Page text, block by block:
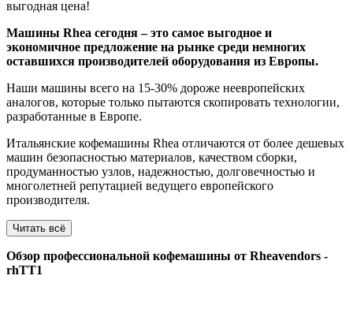
выгодная цена!
Машины Rhea сегодня – это самое выгодное и
экономичное предложение на рынке среди немногих
оставшихся производителей оборудования из Европы.
Наши машины всего на 15-30% дороже неевропейских
аналогов, которые только пытаются скопировать технологии,
разработанные в Европе.
Итальянские кофемашины Rhea отличаются от более дешевых
машин безопасностью материалов, качеством сборки,
продуманностью узлов, надежностью, долговечностью и
многолетней репутацией ведущего европейского
производителя.
Читать всё
Обзор профессиональной кофемашины от Rheavendors -
rhTT1